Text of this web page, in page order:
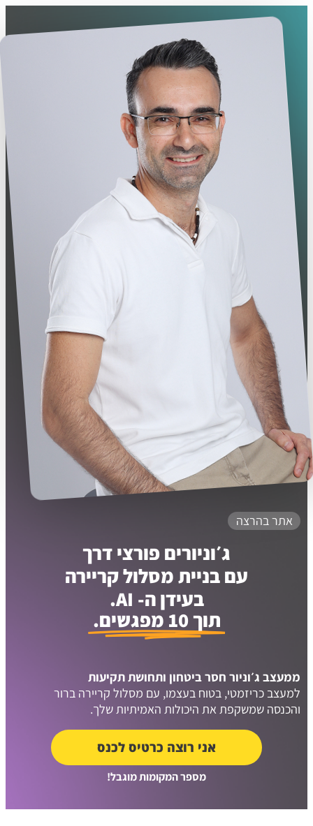
אתר בהרצה
ג׳וניורים פורצי דרך
עם בניית מסלול קריירה
בעידן ה- AI.
תוך 10 מפגשים.
ממעצב ג׳וניור חסר ביטחון ותחושת תקיעות
למעצב כריזמטי, בטוח בעצמו, עם מסלול קריירה ברור
והכנסה שמשקפת את היכולות האמיתיות שלך.
אני רוצה כרטיס לכנס
מספר המקומות מוגבל!